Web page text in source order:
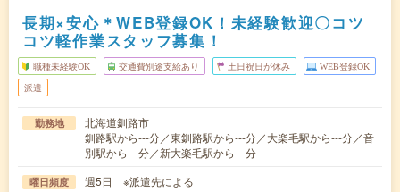
長期×安心＊WEB登録OK！未経験歓迎〇コツ
コツ軽作業スタッフ募集！
職種未経験OK 交通費別途支給あり 土日祝日が休み WEB登録OK
派遣
勤務地
北海道釧路市
釧路駅から---分／東釧路駅から---分／大楽毛駅から---分／音
別駅から---分／新大楽毛駅から---分
曜日頻度 週5日 ※派遣先による